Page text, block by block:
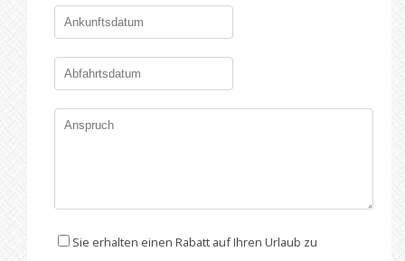
Sie erhalten einen Rabatt auf Ihren Urlaub zu